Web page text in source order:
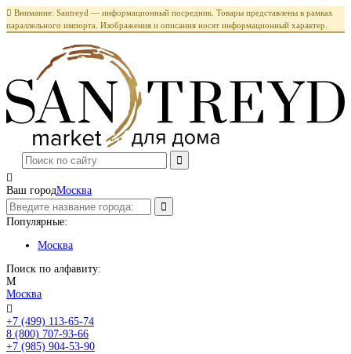
 Внимание: Santreyd — информационный посредник. Товары представлены в рамках
параллельного импорта. Изображения и описания носят информационный характер.

Ваш городМосква
Популярные:
Москва
Поиск по алфавиту:
М
Москва

+7 (499) 113-65-74
8 (800) 707-93-66
+7 (985) 904-53-90